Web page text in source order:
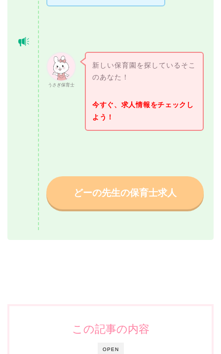
うさぎ保育士
新しい保育園を探しているそこ
のあなた！
今すぐ、求人情報をチェックし
よう！
どーの先生の保育士求人
OPEN
この記事の内容